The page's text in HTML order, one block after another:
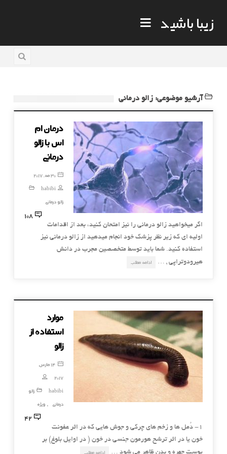
زیبا باشید
آرشیو موضوعی: زالو درمانی
درمان ام
اس با زالو
درمانی
30 مه, 2017
habibi
زالو درمانی
108
اگر میخواهید زالو درمانی را نیز امتحان کنید، بعد از اقدامات
اولیه ای که زیر نظر پزشک خود انجام میدهید از زالو درمانی نیز
استفاده کنید. شما باید توسط متخصصین مجرب در دانش
هیرودوتراپی , …
ادامه مطلب
موارد
استفاده از
زالو
14 مارس,
2017
habibi
زالو
درمانی
, ویژه
42
1- دُمل ها و زخم های چرکی و جوش هایی که در اثر عفونت
خون یا در اثر ترشح هورمون جنسی در خون ( در اوایل بلوغ) بر
پوست چهره و بدن ظاهر می شود …
ادامه مطلب